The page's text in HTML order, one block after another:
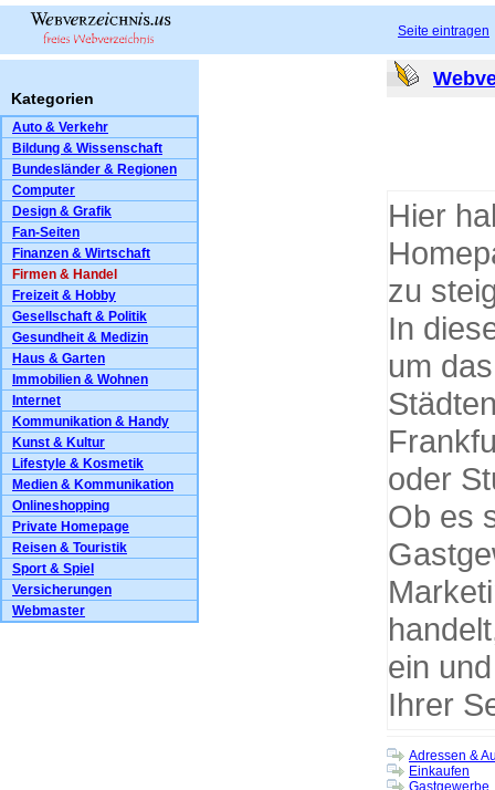
Seite eintragen
Kategorien
Auto & Verkehr
Bildung & Wissenschaft
Bundesländer & Regionen
Computer
Design & Grafik
Fan-Seiten
Finanzen & Wirtschaft
Firmen & Handel
Freizeit & Hobby
Gesellschaft & Politik
Gesundheit & Medizin
Haus & Garten
Immobilien & Wohnen
Internet
Kommunikation & Handy
Kunst & Kultur
Lifestyle & Kosmetik
Medien & Kommunikation
Onlineshopping
Private Homepage
Reisen & Touristik
Sport & Spiel
Versicherungen
Webmaster
Hier
zu
In
um
oder
Ob es
ein
Ihrer
Adressen &
Einkaufen
Gastgewerbe